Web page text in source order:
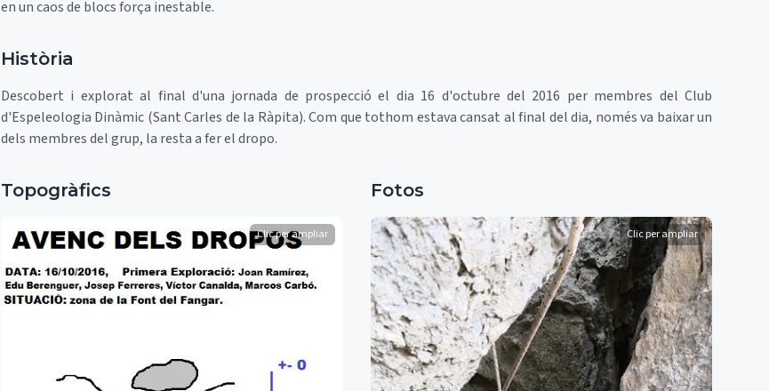
en un caos de blocs força inestable.
Història
Descobert i explorat al final d'una jornada de prospecció el dia 16 d'octubre del 2016 per membres del Club
d'Espeleologia Dinàmic (Sant Carles de la Ràpita). Com que tothom estava cansat al final del dia, només va baixar un
dels membres del grup, la resta a fer el dropo.
Topogràfics
Clic per ampliar
Fotos
Clic per ampliar